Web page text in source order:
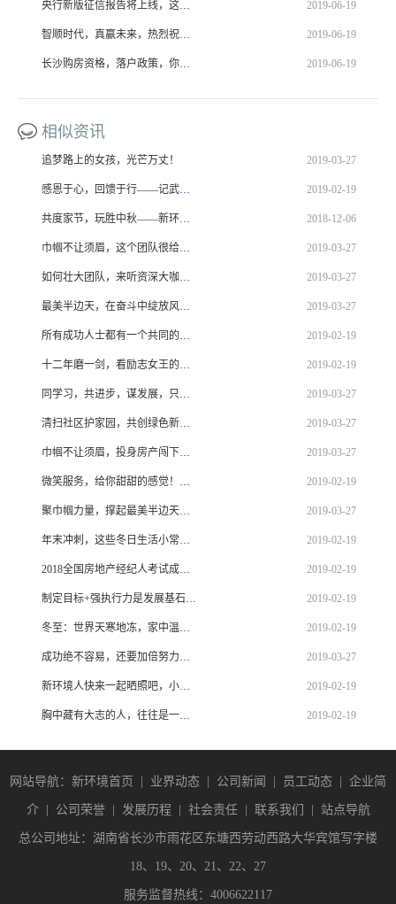
央行新版征信报告将上线，这些变化必须注意！ 2019-06-19
智顺时代，真赢未来，热烈祝贺新环境与房天下签订战略合作！ 2019-06-19
长沙购房资格，落户政策，你想知道的都在这里！ 2019-06-19
相似资讯
追梦路上的女孩，光芒万丈！ 2019-03-27
感恩于心，回馈于行——记武汉新环境业绩精英越南七日游 2019-02-19
共度家节，玩胜中秋——新环境2018中秋嘉年华 2018-12-06
巾帼不让须眉，这个团队很给力！ 2019-03-27
如何壮大团队，来听资深大咖给你支招！ 2019-03-27
最美半边天，在奋斗中绽放风采！ 2019-03-27
所有成功人士都有一个共同的习惯，那就是立即行动！ 2019-02-19
十二年磨一剑，看励志女王的成长故事！ 2019-02-19
同学习，共进步，谋发展，只为打造更好的团队！ 2019-03-27
清扫社区护家园，共创绿色新环境！ 2019-03-27
巾帼不让须眉，投身房产闯下一片天！ 2019-03-27
微笑服务，给你甜甜的感觉！——记新环境巧克力店 2019-02-19
聚巾帼力量，撑起最美半边天——2019魅力女性分享会！ 2019-03-27
年末冲刺，这些冬日生活小常识你知道几个？ 2019-02-19
2018全国房地产经纪人考试成绩查询、领取证书等相关事项 2019-02-19
制定目标+强执行力是发展基石！——记七里香店 2019-02-19
冬至：世界天寒地冻，家中温暖如初！ 2019-02-19
成功绝不容易，还要加倍努力！——记新环境万树丹堤店 2019-03-27
新环境人快来一起晒照吧，小编帮你上圣诞头条！ 2019-02-19
胸中藏有大志的人，往往是一个很自律的人——记实习总监龙才勇 2019-02-19
网站导航：新环境首页 业界动态 公司新闻 员工动态 企业简
介| 公司荣誉| 发展历程 社会责任| 联系我们 站点导航
总公司地址：湖南省长沙市雨花区东塘西劳动西路大华宾馆写字楼
18、19、20、21、22、27
服务监督热线：4006622117